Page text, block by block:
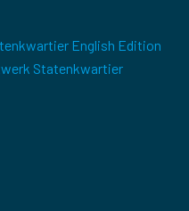
English Edition
Statenkwartier